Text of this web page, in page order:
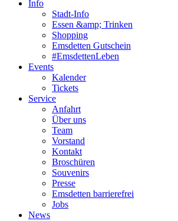
Info
Stadt-Info
Essen &amp; Trinken
Shopping
Emsdetten Gutschein
#EmsdettenLeben
Events
Kalender
Tickets
Service
Anfahrt
Über uns
Team
Vorstand
Kontakt
Broschüren
Souvenirs
Presse
Emsdetten barrierefrei
Jobs
News